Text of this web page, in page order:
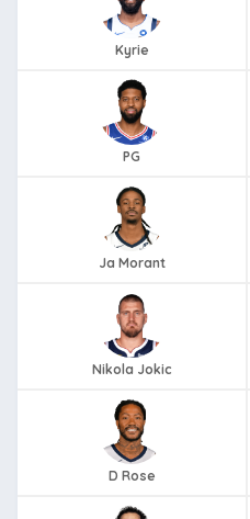
Kyrie
PG
Ja Morant
Nikola Jokic
D Rose